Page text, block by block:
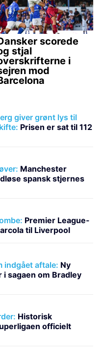
giver grønt lys til
Prisen er sat til 112
Manchester
spansk stjernes
Premier League-
til Liverpool
indgået aftale: Ny
sagaen om Bradley
Historisk
officielt